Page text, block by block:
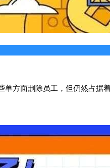
方面删除员工，但仍然占据着